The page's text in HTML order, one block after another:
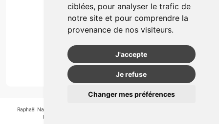
ciblées, pour analyser le trafic de
notre site et pour comprendre la
provenance de nos visiteurs.
J'accepte
Je refuse
Changer mes préférences
Retrait & Livriason
Retrait en automate ou Locker
Livraison chez vous
Raphaël Nahon